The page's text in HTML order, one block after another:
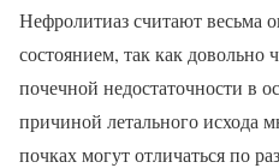
Нефролитиаз считают весьма
состоянием, так как довольно
почечной недостаточности в
причиной летального исхода
почках могут отличаться по